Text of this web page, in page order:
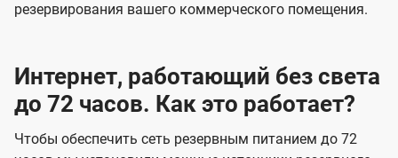
резервирования вашего коммерческого помещения.
Интернет, работающий без света
до 72 часов. Как это работает?
Чтобы обеспечить сеть резервным питанием до 72